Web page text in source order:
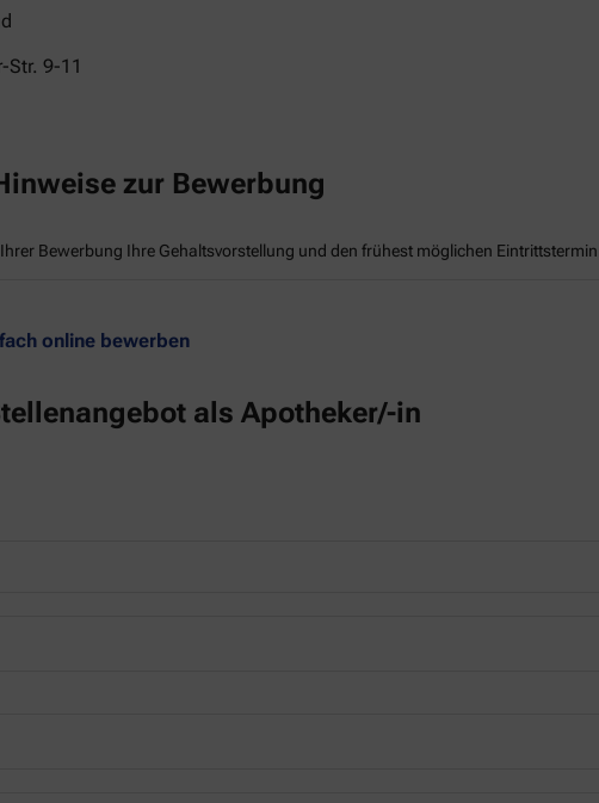
Str. 9-11
zur Bewerbung
Bewerbung Ihre Gehaltsvorstellung und den frühest möglichen Eintrittstermin
online bewerben
als Apotheker/-in